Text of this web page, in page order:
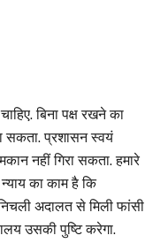
बिना पक्ष रखने का
सकता. प्रशासन स्वयं
नहीं गिरा सकता. हमारे
का काम है कि
अदालत से मिली फांसी
उसकी पुष्टि करेगा.